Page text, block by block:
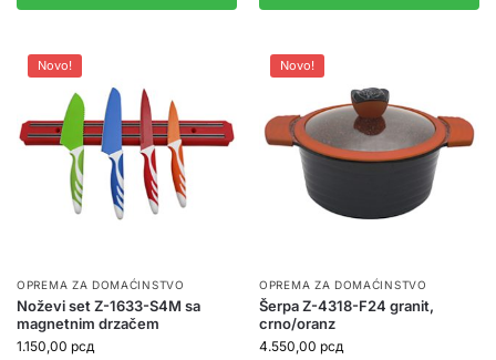
Novo!
OPREMA ZA DOMAĆINSTVO
Noževi set Z-1633-S4M sa
magnetnim drzačem
1.150,00 рсд
Novo!
OPREMA ZA DOMAĆINSTVO
Šerpa Z-4318-F24 granit,
crno/oranz
4.550,00 рсд